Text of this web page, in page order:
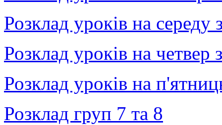
Розклад уроків на
Розклад уроків на
Розклад уроків на
Розклад груп 7 та 8